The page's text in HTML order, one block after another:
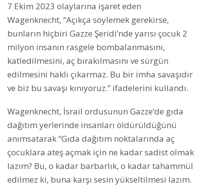
7 Ekim 2023 olaylarına işaret eden
Wagenknecht, “Açıkça söylemek gerekirse,
bunların hiçbiri Gazze Şeridi’nde yarısı çocuk 2
milyon insanın rasgele bombalanmasını,
katledilmesini, aç bırakılmasını ve sürgün
edilmesini haklı çıkarmaz. Bu bir imha savaşıdır
ve biz bu savaşı kınıyoruz.” ifadelerini kullandı.
Wagenknecht, İsrail ordusunun Gazze’de gıda
dağıtım yerlerinde insanları öldürüldüğünü
anımsatarak “Gıda dağıtım noktalarında aç
çocuklara ateş açmak için ne kadar sadist olmak
lazım? Bu, o kadar barbarlık, o kadar tahammül
edilmez ki, buna karşı sesin yükseltilmesi lazım.